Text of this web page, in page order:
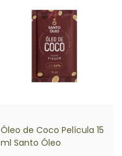
Óleo de Coco Película 15
ml Santo Óleo